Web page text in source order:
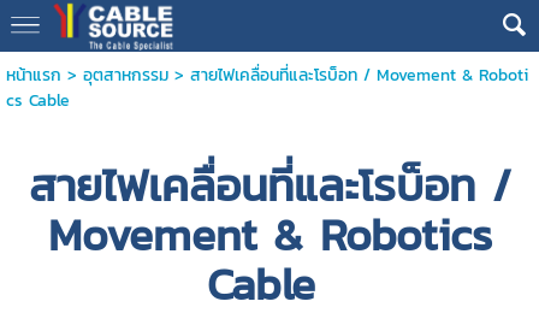
หน้าแรก > อุตสาหกรรม> สายไฟเคลื่อนที่และโรบ็อท / Movement & Roboti
cs Cable
สายไฟเคลื่อนที่และโรบ็อท /
Movement & Robotics
Cable